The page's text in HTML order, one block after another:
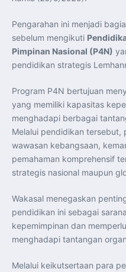
Perkuat Kerja
Teknologi, Data,
Program 3 Juta
Pendaftaran
hingga 28 Juli
dan Sertifikasi
KASAU Bekali
Integritas dan
Menlu Sugiono
Lebih Erat
Indonesia Dorong
Stabilitas Global
Menlu RI Dorong
Selatan untuk
Kemitraan
Pangan, dan
ASEAN dan India
Kerja Sama
BI Pertahankan
Transparansi dan
Gratis
Pengarahan ini menjadi
sebelum mengikuti
Pimpinan Nasional (P4N)
pendidikan strategis
Program P4N bertujuan
yang memiliki kapasitas
menghadapi berbagai
Melalui pendidikan tersebut,
wawasan kebangsaan,
pemahaman komprehensif
strategis nasional maupun
Wakasal menegaskan
pendidikan ini sebagai
kepemimpinan dan
menghadapi tantangan
Melalui keikutsertaan para